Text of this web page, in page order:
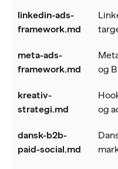
linkedin-ads-
framework.md
meta-ads-
framework.md
og
kreativ-
strategi.md
og
dansk-b2b-
paid-social.md